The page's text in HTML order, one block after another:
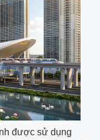
được sử dụng